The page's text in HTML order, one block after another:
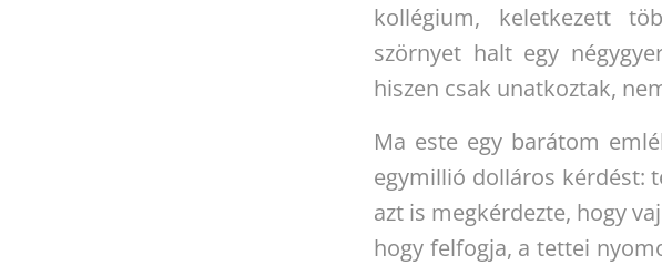
kollégium, keletkezett
szörnyet halt egy
hiszen csak unatkoztak,
Ma este egy barátom
egymillió dolláros kérdést:
azt is megkérdezte, hogy
hogy felfogja, a tettei